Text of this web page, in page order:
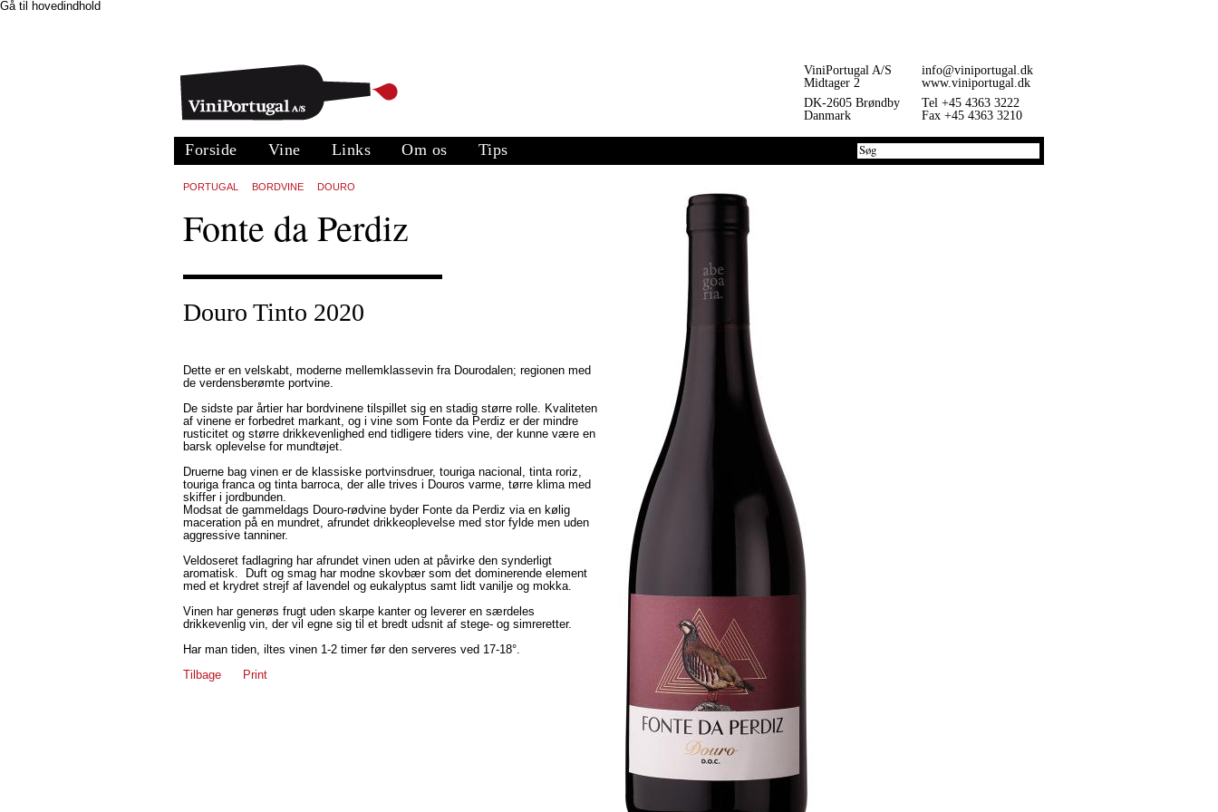
Gå til hovedindhold
ViniPortugal A/S
Midtager 2
DK-2605 Brøndby
Danmark
info@viniportugal.dk
www.viniportugal.dk
Tel +45 4363 3222
Fax +45 4363 3210
Forside Vine Links Om os Tips
PORTUGAL BORDVINE DOURO
Fonte da Perdiz
Douro Tinto 2020
Dette er en velskabt, moderne mellemklassevin fra Dourodalen; regionen med
de verdensberømte portvine.
De sidste par årtier har bordvinene tilspillet sig en stadig større rolle. Kvaliteten
af vinene er forbedret markant, og i vine som Fonte da Perdiz er der mindre
rusticitet og større drikkevenlighed end tidligere tiders vine, der kunne være en
barsk oplevelse for mundtøjet.
Druerne bag vinen er de klassiske portvinsdruer, touriga nacional, tinta roriz,
touriga franca og tinta barroca, der alle trives i Douros varme, tørre klima med
skiffer i jordbunden.
Modsat de gammeldags Douro-rødvine byder Fonte da Perdiz via en kølig
maceration på en mundret, afrundet drikkeoplevelse med stor fylde men uden
aggressive tanniner.
Veldoseret fadlagring har afrundet vinen uden at påvirke den synderligt
aromatisk. Duft og smag har modne skovbær som det dominerende element
med et krydret strejf af lavendel og eukalyptus samt lidt vanilje og mokka.
Vinen har generøs frugt uden skarpe kanter og leverer en særdeles
drikkevenlig vin, der vil egne sig til et bredt udsnit af stege- og simreretter.
Har man tiden, iltes vinen 1-2 timer før den serveres ved 17-18°.
Tilbage
Print